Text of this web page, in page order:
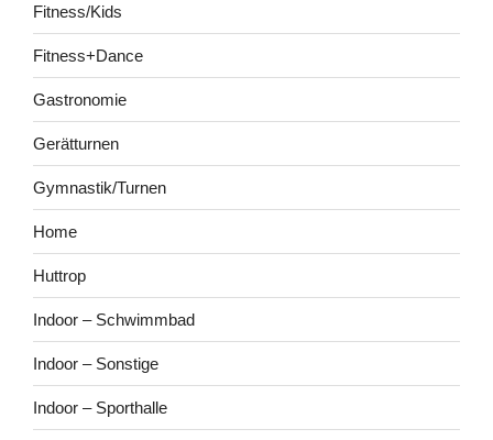
Fitness/Kids
Fitness+Dance
Gastronomie
Gerätturnen
Gymnastik/Turnen
Home
Huttrop
Indoor – Schwimmbad
Indoor – Sonstige
Indoor – Sporthalle